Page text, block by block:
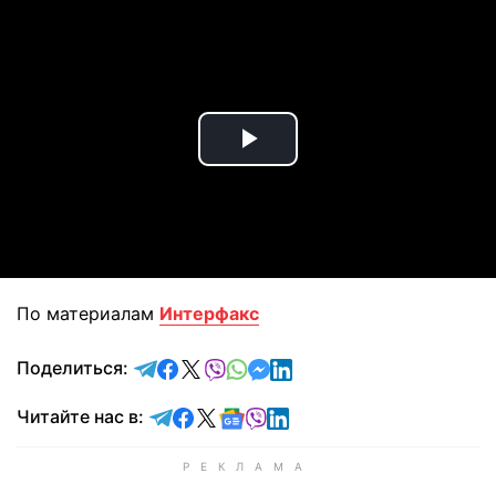
Play
По материалам Интерфакс
Поделиться: отправить в Telegram
поделиться в Facebook
поделиться в X
отправить в Viber
отправить в Whatsapp
отправить в Messenger
отправить в LinkedIn
Читайте нас в: Читайте в Telegram
Читайте в Facebook
Читайте в X
Читайте в Google news
Читайте в Viber
Читайте в LinkedIn